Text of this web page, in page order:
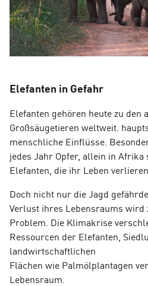
Elefanten in Gefahr
Elefanten gehören heute zu den
Großsäugetieren weltweit.
menschliche Einflüsse.
jedes Jahr Opfer, allein in Afrika
Elefanten, die ihr Leben verlieren.
Doch nicht nur die Jagd
Verlust ihres Lebensraums wird
Problem. Die Klimakrise
Ressourcen der Elefanten,
landwirtschaftlichen
Flächen wie Palmölplantagen
Lebensraum.